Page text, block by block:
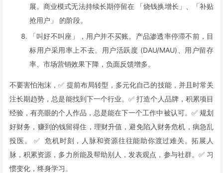
展。商业模式无法持续长期停留在 「烧钱换增长」、「补贴
抢用户」 的阶段。
「叫好不叫座」，用户并不买账。产品渗透率停滞不前，目
标用户采用率上不去。用户活跃度 (DAU/MAU)、用户留存
率、市场营销效果下降，负面反馈增多。
不要害怕泡沫，✅ 提前布局转型，多元化自己的技能，并且时常关
注长期趋势，总是能找到下一个行业。✅ 打造个人品牌，积累项目
经验，有亮眼的个人作品，总是能在下一个工作中被认可。✅ 规划
好财务，赚到的钱留得住，理财升值，避免陷入财务危机，病急乱
投医。 ✅ 危机时刻，人脉和资源往往能助你渡过难关。拓展人
脉，积累资源，多力所能及帮助别人，发表观点，参与社群。✅ 习
惯变化，终身学习。